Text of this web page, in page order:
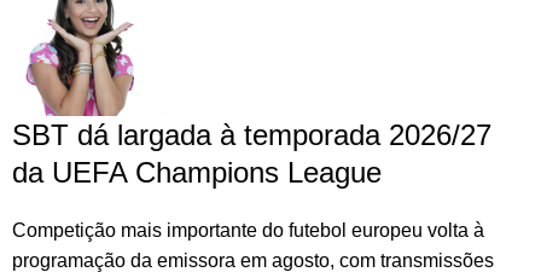
SBT dá largada à temporada 2026/27
da UEFA Champions League
Competição mais importante do futebol europeu volta à
programação da emissora em agosto, com transmissões